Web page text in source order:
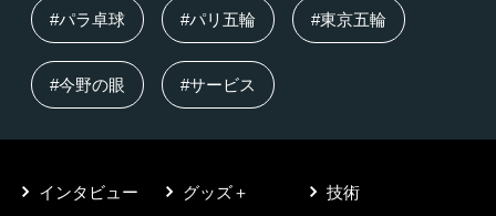
#パラ卓球 #パリ五輪 #東京五輪
#今野の眼 #サービス
インタビュー グッズ＋ 技術